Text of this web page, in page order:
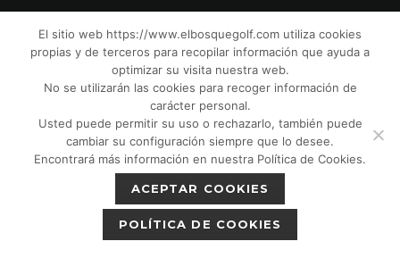
© El Bosque Golf Club |Legal Notice|
Privacy Policy|Cookies Policy|Política de
devoluciones|Tic Camaras
Protection CPM”|
El sitio web https://www.elbosquegolf.com utiliza cookies
propias y de terceros para recopilar información que ayuda a
optimizar su visita nuestra web.
No se utilizarán las cookies para recoger información de
carácter personal.
Usted puede permitir su uso o rechazarlo, también puede
cambiar su configuración siempre que lo desee.
Encontrará más información en nuestra Política de Cookies.
ACEPTAR COOKIES
POLÍTICA DE COOKIES